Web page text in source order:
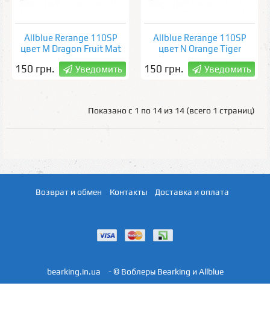
Allblue Rerange 110SP
цвет M Dragon Fruit Mat
Tiger
150 грн. Уведомить
Allblue Rerange 110SP
цвет N Orange Tiger
150 грн. Уведомить
Показано с 1 по 14 из 14 (всего 1 страниц)
Возврат и обмен Контакты Доставка и оплата
bearking.in.ua - © Воблеры Bearking и Allblue